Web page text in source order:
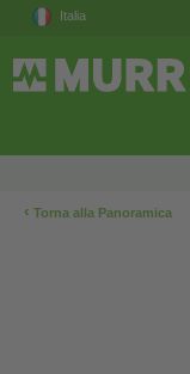
Italia
‹ Torna alla Panoramica